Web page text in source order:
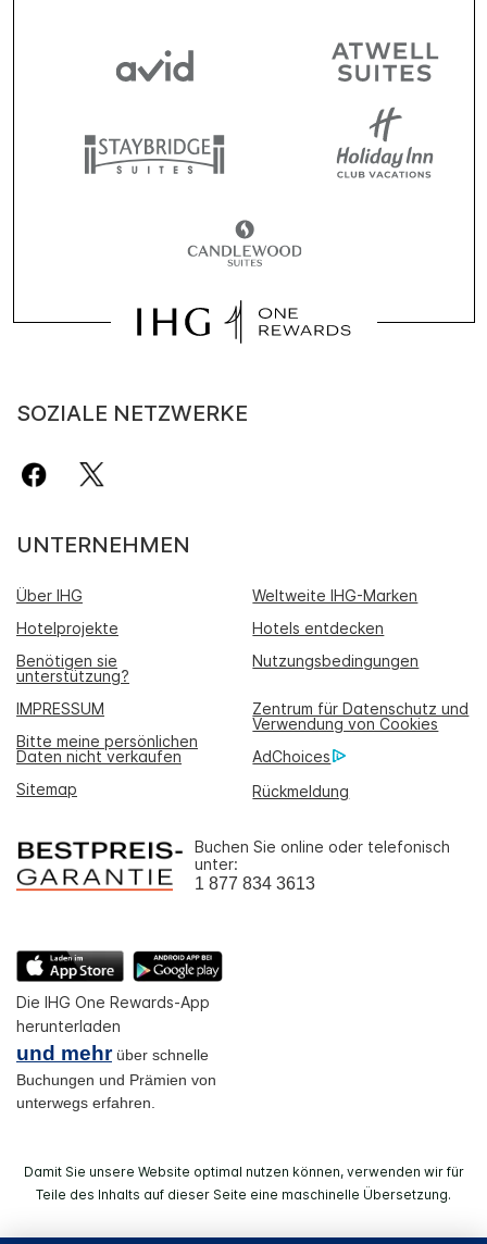
SOZIALE NETZWERKE
UNTERNEHMEN
Über IHG
Weltweite IHG-Marken
Hotelprojekte
Hotels entdecken
Benötigen sie
unterstützung?
Nutzungsbedingungen
IMPRESSUM
Zentrum für Datenschutz und
Verwendung von Cookies
Bitte meine persönlichen
Daten nicht verkaufen
AdChoices
Sitemap
Rückmeldung
Buchen Sie online oder telefonisch
unter:
1 877 834 3613
Die IHG One Rewards-App
herunterladen
und mehrüber schnelle
Buchungen und Prämien von
unterwegs erfahren.
Damit Sie unsere Website optimal nutzen können, verwenden wir für
Teile des Inhalts auf dieser Seite eine maschinelle Übersetzung.